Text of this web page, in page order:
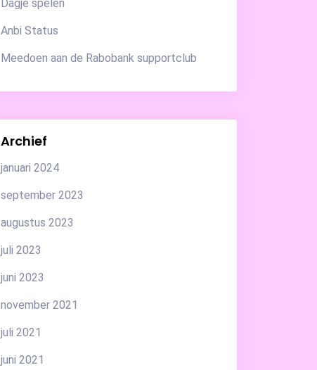
Dagje spelen
Anbi Status
Meedoen aan de Rabobank supportclub
Archief
januari 2024
september 2023
augustus 2023
juli 2023
juni 2023
november 2021
juli 2021
juni 2021